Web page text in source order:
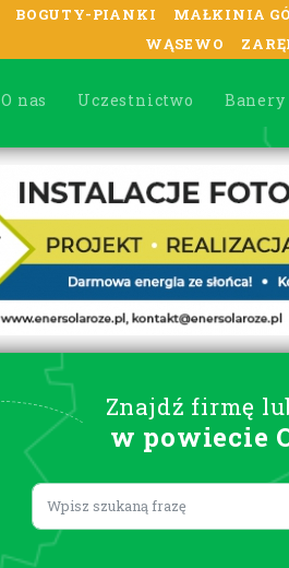
BOGUTY-PIANKI MAŁKINIA
WĄSEWO
O nas Uczestnictwo Banery
Znajdź firmę
w powiecie
Lorem ipsum